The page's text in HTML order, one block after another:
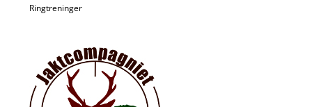
Ringtreninger